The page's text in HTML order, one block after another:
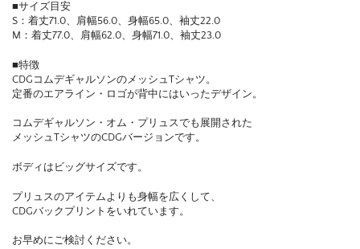
■サイズ目安
S：着丈71.0、肩幅56.0、身幅65.0、袖丈22.0
M：着丈77.0、肩幅62.0、身幅71.0、袖丈23.0
■特徴
CDGコムデギャルソンのメッシュTシャツ。
定番のエアライン・ロゴが背中にはいったデザイン。
コムデギャルソン・オム・プリュスでも展開された
メッシュTシャツのCDGバージョンです。
ボディはビッグサイズです。
プリュスのアイテムよりも身幅を広くして、
CDGバックプリントをいれています。
お早めにご検討ください。